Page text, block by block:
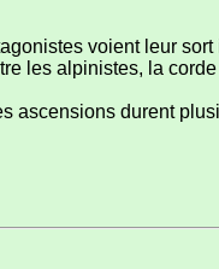
voient leur
les alpinistes, la
ascensions durent